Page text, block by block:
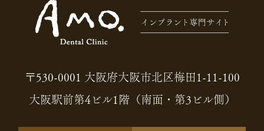
〒530-0001 大阪府大阪市北区梅田1-11-100
大阪駅前第4ビル1階（南面・第3ビル側）